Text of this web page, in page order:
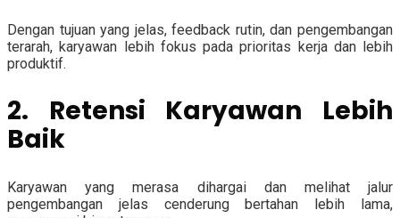
Dengan tujuan yang jelas, feedback rutin, dan pengembangan
terarah, karyawan lebih fokus pada prioritas kerja dan lebih
produktif.
2. Retensi Karyawan Lebih
Baik
Karyawan yang merasa dihargai dan melihat jalur
pengembangan jelas cenderung bertahan lebih lama,